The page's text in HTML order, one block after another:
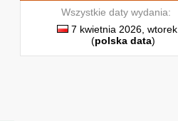
Wszystkie daty wydania:
7 kwietnia 2026, wtorek
(polska data)